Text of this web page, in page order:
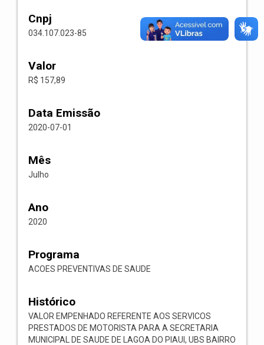
Cnpj
034.107.023-85
Valor
R$ 157,89
Data Emissão
2020-07-01
Mês
Julho
Ano
2020
Programa
ACOES PREVENTIVAS DE SAUDE
Histórico
VALOR EMPENHADO REFERENTE AOS SERVICOS
PRESTADOS DE MOTORISTA PARA A SECRETARIA
MUNICIPAL DE SAUDE DE LAGOA DO PIAUI, UBS BAIRRO